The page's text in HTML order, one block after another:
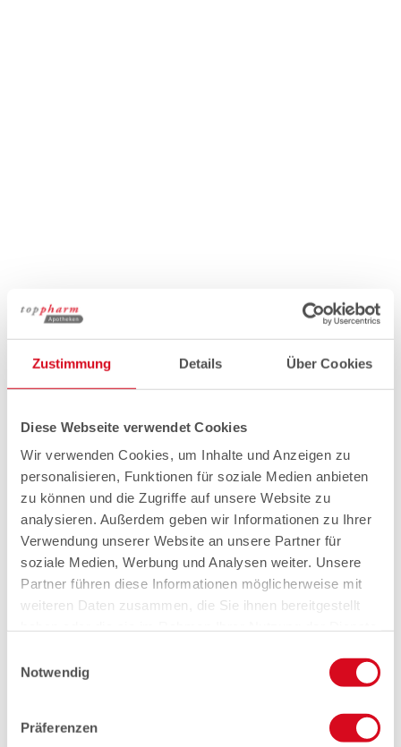
Zustimmung Details Über Cookies
Diese Webseite verwendet Cookies
Wir verwenden Cookies, um Inhalte und Anzeigen zu
personalisieren, Funktionen für soziale Medien anbieten
zu können und die Zugriffe auf unsere Website zu
analysieren. Außerdem geben wir Informationen zu Ihrer
Verwendung unserer Website an unsere Partner für
soziale Medien, Werbung und Analysen weiter. Unsere
Partner führen diese Informationen möglicherweise mit
weiteren Daten zusammen, die Sie ihnen bereitgestellt
Notwendig
Präferenzen